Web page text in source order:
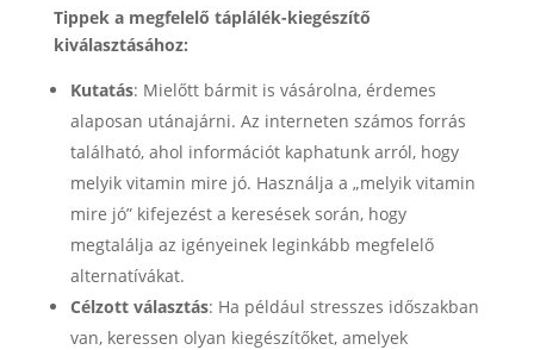
Tippek a megfelelő táplálék-kiegészítő
kiválasztásához:
Kutatás: Mielőtt bármit is vásárolna, érdemes
alaposan utánajárni. Az interneten számos forrás
található, ahol információt kaphatunk arról, hogy
melyik vitamin mire jó. Használja a „melyik vitamin
mire jó” kifejezést a keresések során, hogy
megtalálja az igényeinek leginkább megfelelő
alternatívákat.
Célzott választás: Ha például stresszes időszakban
van, keressen olyan kiegészítőket, amelyek